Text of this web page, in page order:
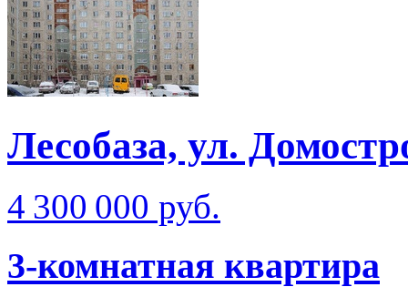
Лесобаза, ул.
4 300 000 руб.
3-комнатная квартира